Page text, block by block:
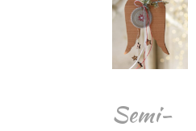
Semi-